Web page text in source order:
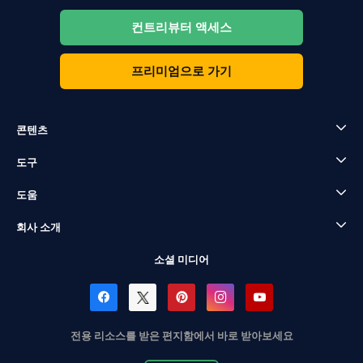
컨트리뷰터 액세스
프리미엄으로 가기
콘텐츠
도구
도움
회사 소개
소셜 미디어
전용 리소스를 받은 편지함에서 바로 받아보세요